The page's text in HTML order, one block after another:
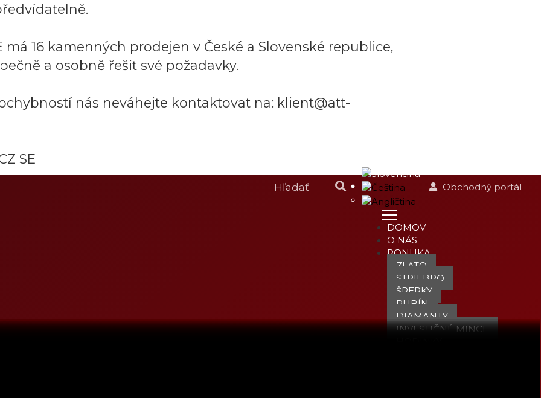
má 16 kamenných prodejen v České a Slovenské republice,
a osobně řešit své požadavky.
nás neváhejte kontaktovat na: klient@att-
SE
Obchodný portál
DOMOV
O NÁS
PONUKA
ZLATO
STRIEBRO
ŠPERKY
RUBÍN
DIAMANTY
INVESTIČNÉ MINCE